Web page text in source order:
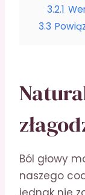
3.2.1
3.3
Ból głowy
naszego